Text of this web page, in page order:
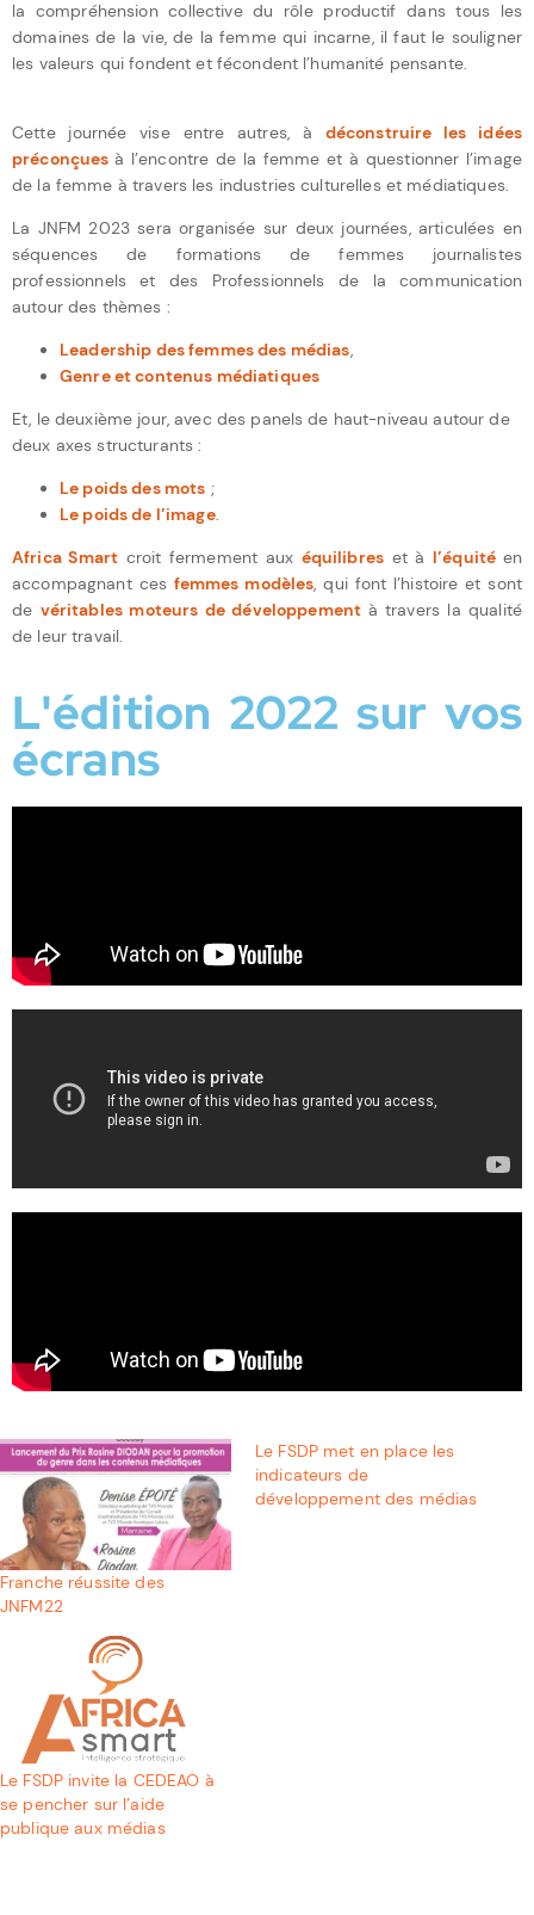
la compréhension collective du rôle productif dans tous les
domaines de la vie, de la femme qui incarne, il faut le souligner
les valeurs qui fondent et fécondent l’humanité pensante.
Cette journée vise entre autres, à déconstruire les idées
préconçues à l’encontre de la femme et à questionner l’image
de la femme à travers les industries culturelles et médiatiques.
La JNFM 2023 sera organisée sur deux journées, articulées en
séquences de formations de femmes journalistes
professionnels et des Professionnels de la communication
autour des thèmes :
Leadership des femmes des médias,
Genre et contenus médiatiques
Et, le deuxième jour, avec des panels de haut-niveau autour de
deux axes structurants :
Le poids des mots ;
Le poids de l’image.
Africa Smart croit fermement aux équilibres et à l’équité en
accompagnant ces femmes modèles, qui font l’histoire et sont
de véritables moteurs de développement à travers la qualité
de leur travail.
L'édition 2022 sur vos
écrans
Franche réussite des
JNFM22
Le FSDP met en place les
indicateurs de
développement des médias
Le FSDP invite la CEDEAO à
se pencher sur l’aide
publique aux médias